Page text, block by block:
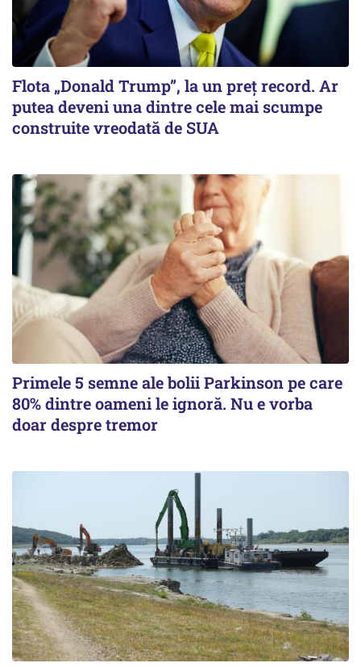
Flota „Donald Trump”, la un preț record. Ar
putea deveni una dintre cele mai scumpe
construite vreodată de SUA
Primele 5 semne ale bolii Parkinson pe care
80% dintre oameni le ignoră. Nu e vorba
doar despre tremor